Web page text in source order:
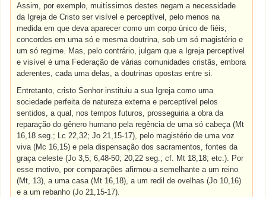
Assim, por exemplo, muitíssimos destes negam a necessidade
da Igreja de Cristo ser visível e perceptível, pelo menos na
medida em que deva aparecer como um corpo único de fiéis,
concordes em uma só e mesma doutrina, sob um só magistério e
um só regime. Mas, pelo contrário, julgam que a Igreja perceptível
e visível é uma Federação de várias comunidades cristãs, embora
aderentes, cada uma delas, a doutrinas opostas entre si.
Entretanto, cristo Senhor instituiu a sua Igreja como uma
sociedade perfeita de natureza externa e perceptível pelos
sentidos, a qual, nos tempos futuros, prosseguiria a obra da
reparação do gênero humano pela regência de uma só cabeça (Mt
16,18 seg.; Lc 22,32; Jo 21,15-17), pelo magistério de uma voz
viva (Mc 16,15) e pela dispensação dos sacramentos, fontes da
graça celeste (Jo 3,5; 6,48-50; 20,22 seg.; cf. Mt 18,18; etc.). Por
esse motivo, por comparações afirmou-a semelhante a um reino
(Mt, 13), a uma casa (Mt 16,18), a um redil de ovelhas (Jo 10,16)
e a um rebanho (Jo 21,15-17).